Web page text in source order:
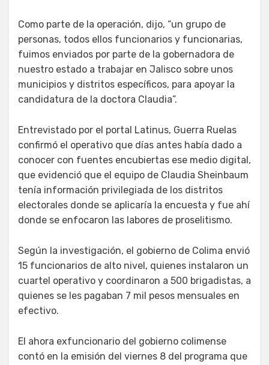
Como parte de la operación, dijo, “un grupo de
personas, todos ellos funcionarios y funcionarias,
fuimos enviados por parte de la gobernadora de
nuestro estado a trabajar en Jalisco sobre unos
municipios y distritos específicos, para apoyar la
candidatura de la doctora Claudia”.
Entrevistado por el portal Latinus, Guerra Ruelas
confirmó el operativo que días antes había dado a
conocer con fuentes encubiertas ese medio digital,
que evidenció que el equipo de Claudia Sheinbaum
tenía información privilegiada de los distritos
electorales donde se aplicaría la encuesta y fue ahí
donde se enfocaron las labores de proselitismo.
Según la investigación, el gobierno de Colima envió
15 funcionarios de alto nivel, quienes instalaron un
cuartel operativo y coordinaron a 500 brigadistas, a
quienes se les pagaban 7 mil pesos mensuales en
efectivo.
El ahora exfuncionario del gobierno colimense
contó en la emisión del viernes 8 del programa que